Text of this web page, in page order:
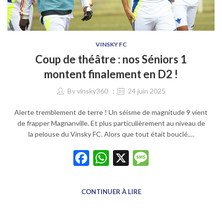
VINSKY FC
Coup de théâtre : nos Séniors 1
montent finalement en D2 !
Byvinsky360 24 juin 2025
Alerte tremblement de terre ! Un séisme de magnitude 9 vient
de frapper Magnanville. Et plus particulièrement au niveau de
la pelouse du Vinsky FC. Alors que tout était bouclé.…
Facebook
WhatsApp
X
CONTINUER À LIRE